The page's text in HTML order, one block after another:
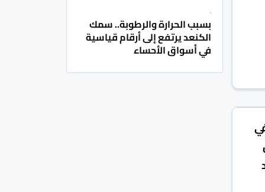
بسبب الحرارة والرطوبة.. سمك
الكنعد يرتفع إلى أرقام قياسية
في أسواق الأحساء